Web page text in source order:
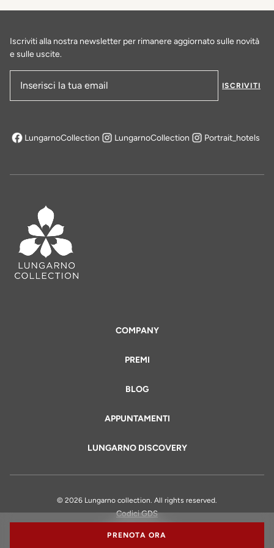
PRENOTA ORA
COMPANY
PREMI
BLOG
APPUNTAMENTI
LUNGARNO DISCOVERY
Iscriviti alla nostra newsletter per rimanere aggiornato sulle novità
e sulle uscite.
ISCRIVITI
LungarnoCollection
si apre in una nuova scheda
LungarnoCollection Portrait_hotels
© 2026 Lungarno collection. All rights reserved.
Codici GDS